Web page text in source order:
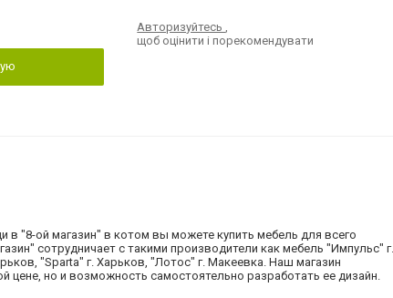
Авторизуйтесь,
щоб оцінити і порекомендувати
ой магазин" в котом вы можете купить мебель для всего
сотрудничает с такими производители как мебель "Импульс" г.
"Sparta" г. Харьков, "Лотос" г. Макеевка. Наш магазин
цене, но и возможность самостоятельно разработать ее дизайн.